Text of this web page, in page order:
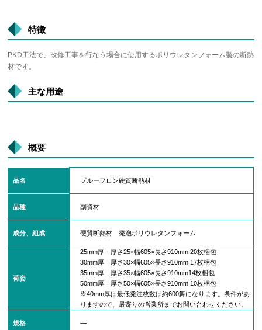
特徴
PKD工法で、改修工事を行なう場合に使用するポリウレタンフォーム製の断熱
材です。
主な用途
概要
品名 プルーフロン硬質断熱材
品種 副資材
成分、組成 硬質断熱材 発泡ポリウレタンフォーム
荷姿
25mm厚 厚さ25×幅605×長さ910mm 20枚梱包
30mm厚 厚さ30×幅605×長さ910mm 17枚梱包
35mm厚 厚さ35×幅605×長さ910mm14枚梱包
50mm厚 厚さ50×幅605×長さ910mm 10枚梱包
※40mm厚は最低発注枚数は約600舞になります。条件があ
りますので、最寄りの営業所までお問い合わせください。
規格 ―